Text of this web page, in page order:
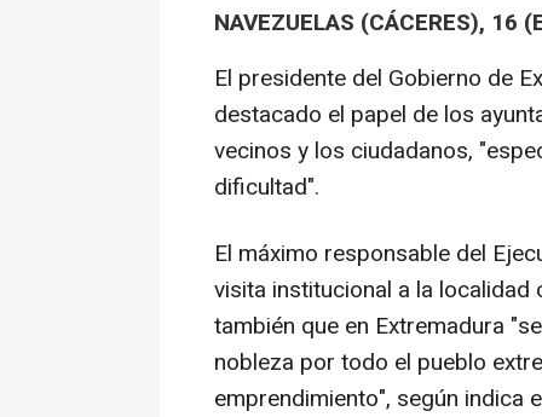
NAVEZUELAS (CÁCERES), 16
El presidente del Gobierno de
destacado el papel de los
vecinos y los ciudadanos,
dificultad".
El máximo responsable del
visita institucional a la localidad
también que en Extremadura
nobleza por todo el pueblo
emprendimiento", según indica